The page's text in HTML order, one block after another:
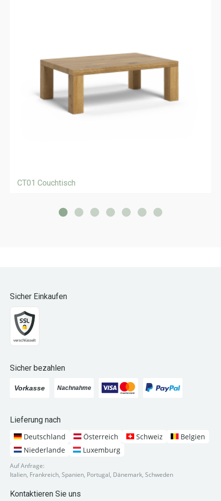
CT01 Couchtisch
Sicher Einkaufen
Sicher bezahlen
Lieferung nach
Deutschland
Österreich Schweiz
Belgien
Niederlande
Luxemburg
Auf Anfrage:
Italien, Frankreich, Spanien, Portugal, Dänemark, Schweden
Kontaktieren Sie uns